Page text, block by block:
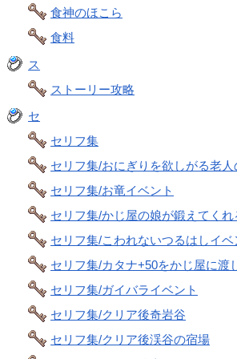
食神のほこら
食料
ス
ストーリー攻略
セ
セリフ集
セリフ集/おにぎりを欲しがる老人
セリフ集/お竜イベント
セリフ集/かじ屋の娘が鍛えてく
セリフ集/こわれないつるはしイベ
セリフ集/カタナ+50をかじ屋に渡
セリフ集/ガイバライベント
セリフ集/クリア後奇岩谷
セリフ集/クリア後渓谷の宿場